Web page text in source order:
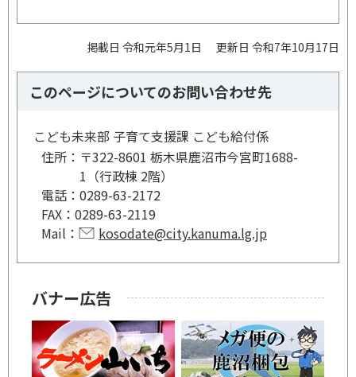
掲載日 令和元年5月1日 更新日 令和7年10月17日
このページについてのお問い合わせ先
こども未来部 子育て支援課 こども給付係
住所： 〒322-8601 栃木県鹿沼市今宮町1688-
1（行政棟 2階）
電話： 0289-63-2172
FAX： 0289-63-2119
Mail：
kosodate@city.kanuma.lg.jp
バナー広告